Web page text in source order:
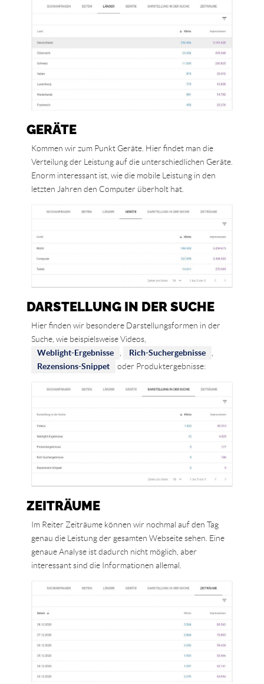
GERÄTE
Kommen wir zum Punkt Geräte. Hier findet man die
Verteilung der Leistung auf die unterschiedlichen Geräte.
Enorm interessant ist, wie die mobile Leistung in den
letzten Jahren den Computer überholt hat.
DARSTELLUNG IN DER SUCHE
Hier finden wir besondere Darstellungsformen in der
Suche, wie beispielsweise Videos,
Weblight-Ergebnisse
, Rich-Suchergebnisse
,
Rezensions-Snippet
oder Produktergebnisse:
ZEITRÄUME
Im Reiter Zeiträume können wir nochmal auf den Tag
genau die Leistung der gesamten Webseite sehen. Eine
genaue Analyse ist dadurch nicht möglich, aber
interessant sind die Informationen allemal.